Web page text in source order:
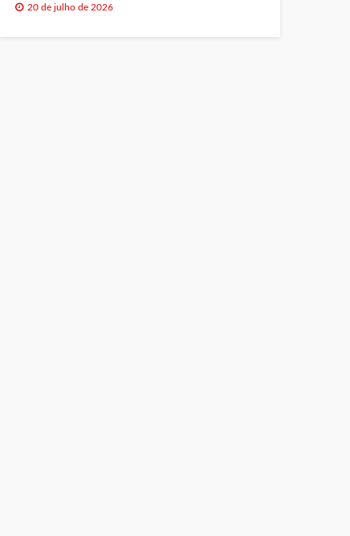
20 de julho de 2026